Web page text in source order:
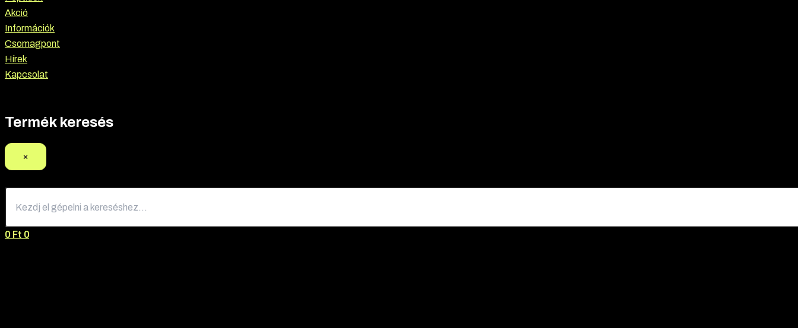
Akció
Információk
Csomagpont
Hírek
Kapcsolat
Termék keresés
×
0 Ft 0